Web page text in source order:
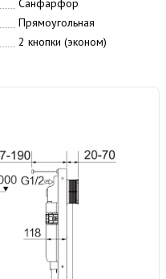
Санфарфор
Прямоугольная
2 кнопки (эконом)